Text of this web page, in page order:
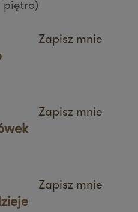
piętro)
Zapisz mnie
Zapisz mnie
Zapisz mnie